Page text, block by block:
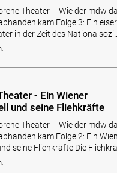
Theater – Wie der mdw
kam Folge 3: Ein
in der Zeit des Nationalsozi…
- Ein Wiener
und seine Fliehkräfte
Theater – Wie der mdw
kam Folge 2: Ein
seine Fliehkräfte Die